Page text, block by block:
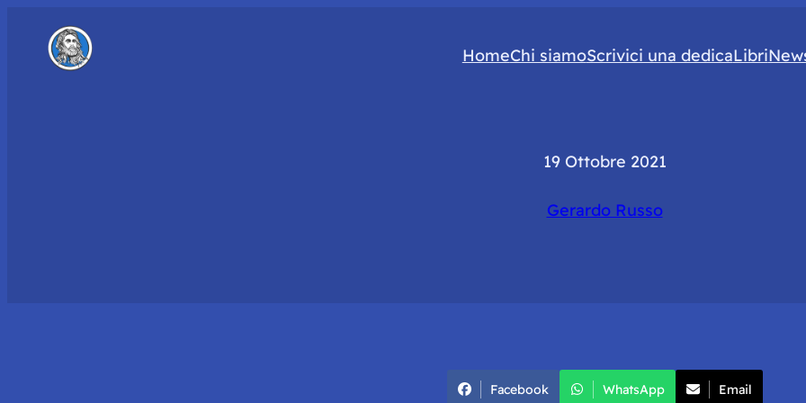
HomeChi siamoScrivici una dedicaLibri
19 Ottobre 2021
Gerardo Russo
Facebook WhatsApp Email